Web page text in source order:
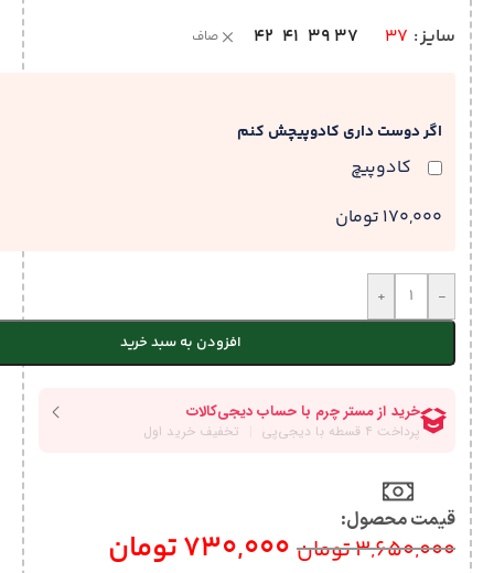
سایز 37
37
39
41
42 صاف
اگر دوست داری کادوپیچش کنم
کادوپیچ
170,000 تومان
-
+
افزودن به سبد خرید
قیمت محصول:​
3,650,000تومان 730,000تومان